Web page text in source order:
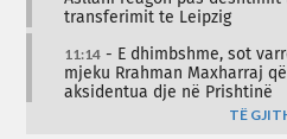
transferimit te Leipzig
11:14 - E dhimbshme, sot
mjeku Rrahman Maxharraj
aksidentua dje në Prishtinë
TË